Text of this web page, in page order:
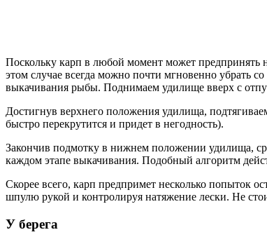
Поскольку карп в любой момент может
этом случае всегда можно почти мгновенно убрать
выкачивания рыбы. Поднимаем удилище вверх с
Достигнув верхнего положения удилища,
быстро перекрутится и придет в негодность).
Закончив подмотку в нижнем положении удилища,
каждом этапе выкачивания. Подобный алгоритм
Скорее всего, карп предпримет несколько попыток
шпулю рукой и контролируя натяжение лески. Не
У берега